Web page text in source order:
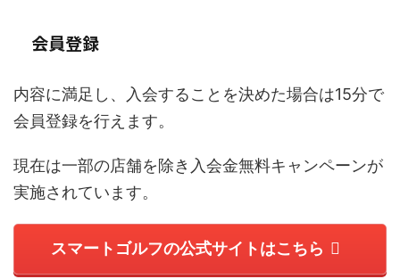
会員登録
内容に満足し、入会することを決めた場合は15分で
会員登録を行えます。
現在は一部の店舗を除き入会金無料キャンペーンが
実施されています。
スマートゴルフの公式サイトはこちら